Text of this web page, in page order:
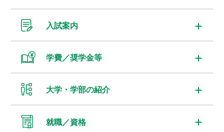
入試案内
学費／奨学金等
大学・学部の紹介
就職／資格